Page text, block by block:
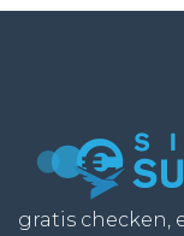
gratis checken,